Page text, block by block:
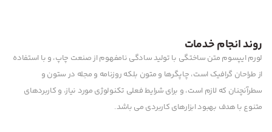
روند انجام خدمات
لورم ایپسوم متن ساختگی با تولید سادگی نامفهوم از صنعت چاپ، و با استفاده
از طراحان گرافیک است، چاپگرها و متون بلکه روزنامه و مجله در ستون و
سطرآنچنان که لازم است، و برای شرایط فعلی تکنولوژی مورد نیاز، و کاربردهای
متنوع با هدف بهبود ابزارهای کاربردی می باشد.